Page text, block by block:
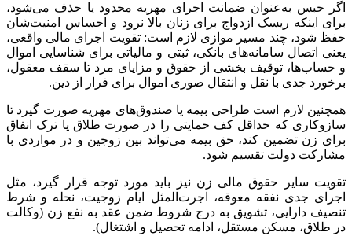
اگر حبس به‌عنوان ضمانت اجرای مهریه محدود یا حذف می‌شود،
برای اینکه ریسک ازدواج برای زنان بالا نرود و احساس امنیت‌شان
حفظ شود، چند مسیر موازی لازم است: تقویت اجرای مالی واقعی،
یعنی اتصال سامانه‌های بانکی، ثبتی و مالیاتی برای شناسایی اموال
و حساب‌ها، توقیف بخشی از حقوق و مزایای مرد تا سقف معقول،
برخورد جدی با نقل و انتقال صوری اموال برای فرار از دین.
همچنین لازم است طراحی بیمه یا صندوق‌های مهریه صورت گیرد تا
سازوکاری که حداقل کف حمایتی را در صورت طلاق یا ترک انفاق
برای زن تضمین کند، حق بیمه می‌تواند بین زوجین و در مواردی با
مشارکت دولت تقسیم شود.
تقویت سایر حقوق مالی زن نیز باید مورد توجه قرار گیرد، مثل
اجرای جدی نفقه معوقه، اجرت‌المثل ایام زوجیت، نحله و شرط
تنصیف دارایی، تشویق به درج شروط ضمن عقد به نفع زن (وکالت
در طلاق، مسکن مستقل، ادامه تحصیل و اشتغال).